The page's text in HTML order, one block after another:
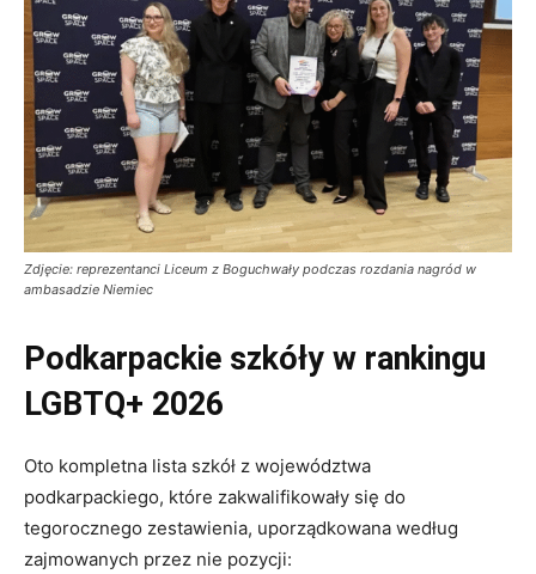
Zdjęcie: reprezentanci Liceum z Boguchwały podczas rozdania nagród w
ambasadzie Niemiec
Podkarpackie szkóły w rankingu
LGBTQ+ 2026
Oto kompletna lista szkół z województwa
podkarpackiego, które zakwalifikowały się do
tegorocznego zestawienia, uporządkowana według
zajmowanych przez nie pozycji: